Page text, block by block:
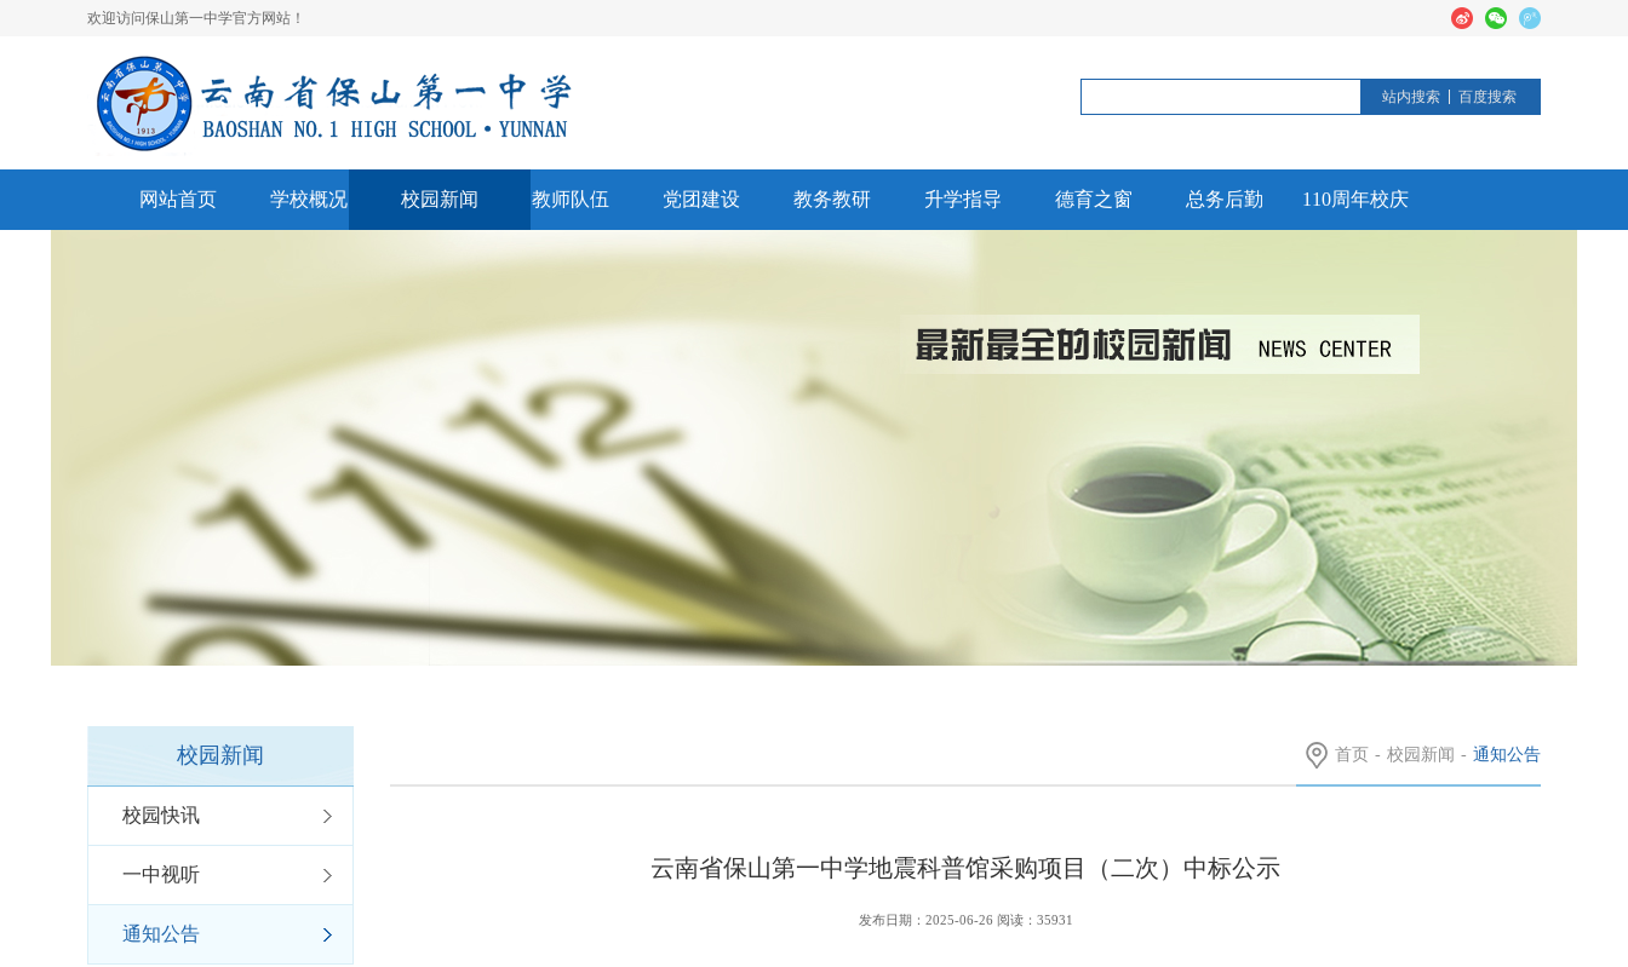
欢迎访问保山第一中学官方网站！
站内搜索 百度搜索
网站首页 学校概况
美丽校园
校园新闻
通知公告
教师队伍 党团建设 教务教研 升学指导
文创研习
德育之窗 总务后勤 110周年校庆
校园新闻
校园快讯
一中视听
通知公告
首页 - 校园新闻 - 通知公告
云南省保山第一中学地震科普馆采购项目（二次）中标公示
发布日期：2025-06-26 阅读：35931